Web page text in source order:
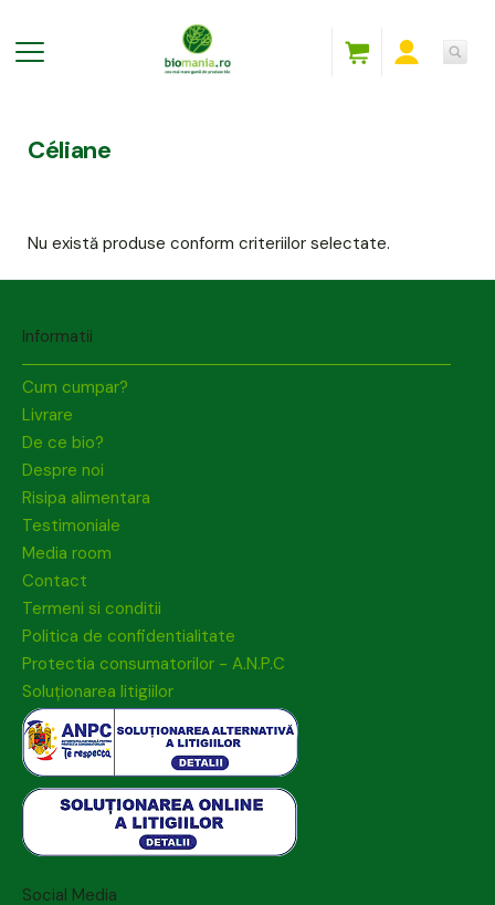
Céliane
Nu există produse conform criteriilor selectate.
Informatii
Cum cumpar?
Livrare
De ce bio?
Despre noi
Risipa alimentara
Testimoniale
Media room
Contact
Termeni si conditii
Politica de confidentialitate
Protectia consumatorilor - A.N.P.C
Soluționarea litigiilor
Social Media